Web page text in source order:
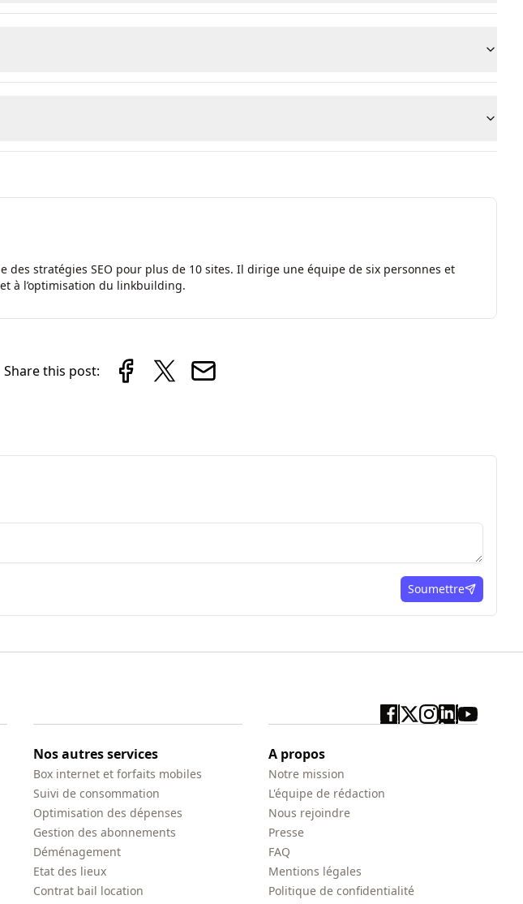
des stratégies SEO pour plus de 10 sites. Il dirige une équipe de six personnes et
à l’optimisation du linkbuilding.
Share this post:
Soumettre
Nos autres services
Box internet et forfaits mobiles
Suivi de consommation
Optimisation des dépenses
Gestion des abonnements
Déménagement
Etat des lieux
Contrat bail location
A propos
Notre mission
L'équipe de rédaction
Nous rejoindre
Presse
FAQ
Mentions légales
Politique de confidentialité